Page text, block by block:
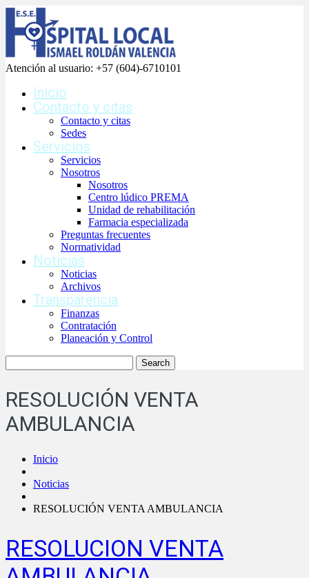
Atención al usuario: +57 (604)-6710101
Inicio
Contacto y citas
Contacto y citas
Sedes
Servicios
Servicios
Nosotros
Nosotros
Centro lúdico PREMA
Unidad de rehabilitación
Farmacia especializada
Preguntas frecuentes
Normatividad
Noticias
Noticias
Archivos
Transparencia
Finanzas
Contratación
Planeación y Control
RESOLUCIÓN VENTA
AMBULANCIA
Inicio
Noticias
RESOLUCIÓN VENTA AMBULANCIA
RESOLUCION VENTA